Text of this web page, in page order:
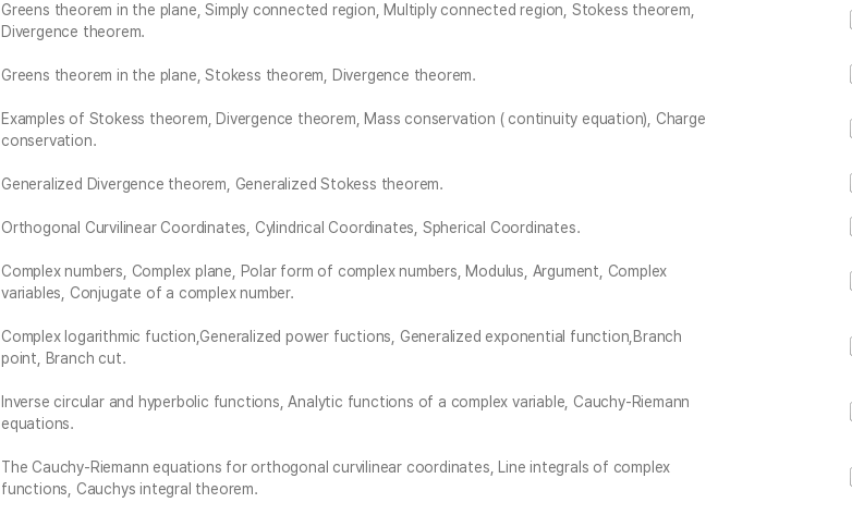
Greens theorem in the plane, Simply connected region, Multiply connected region, Stokess theorem,
Divergence theorem.
Greens theorem in the plane, Stokess theorem, Divergence theorem.
Examples of Stokess theorem, Divergence theorem, Mass conservation ( continuity equation), Charge
conservation.
Generalized Divergence theorem, Generalized Stokess theorem.
Orthogonal Curvilinear Coordinates, Cylindrical Coordinates, Spherical Coordinates.
Complex numbers, Complex plane, Polar form of complex numbers, Modulus, Argument, Complex
variables, Conjugate of a complex number.
Complex logarithmic fuction,Generalized power fuctions, Generalized exponential function,Branch
point, Branch cut.
Inverse circular and hyperbolic functions, Analytic functions of a complex variable, Cauchy-Riemann
equations.
The Cauchy-Riemann equations for orthogonal curvilinear coordinates, Line integrals of complex
functions, Cauchys integral theorem.